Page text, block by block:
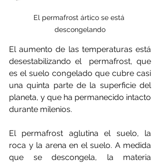
El permafrost ártico se está
descongelando
El aumento de las temperaturas está
desestabilizando el  permafrost, que
es el suelo congelado que cubre casi
una quinta parte de la superficie del
planeta, y que ha permanecido intacto
durante milenios.
El permafrost aglutina el suelo, la
roca y la arena en el suelo. A medida
que se descongela, la materia